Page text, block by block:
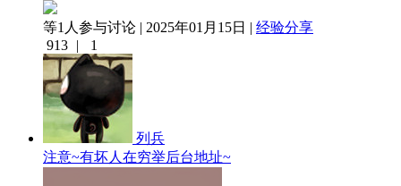
等1人参与讨论 | 2025年01月15日 | 经验分享
913 | 1
列兵
注意~有坏人在穷举后台地址~